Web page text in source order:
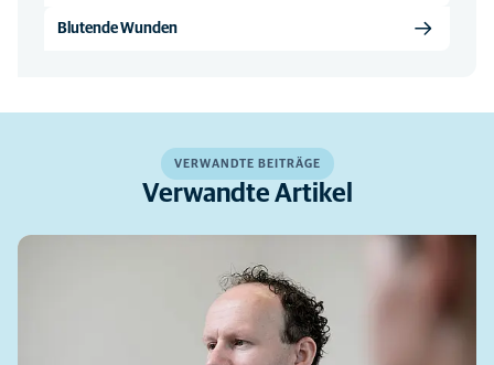
Blutende Wunden
VERWANDTE BEITRÄGE
Verwandte Artikel